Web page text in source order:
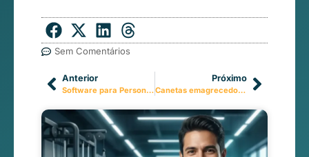
Sem Comentários
Anterior
Software para Personal Trainer: 5 Sinais de que Você Precisa de Um
Próximo
Canetas emagrecedoras podem fazer você perder músculo? Entenda o alerta e como acompanhar